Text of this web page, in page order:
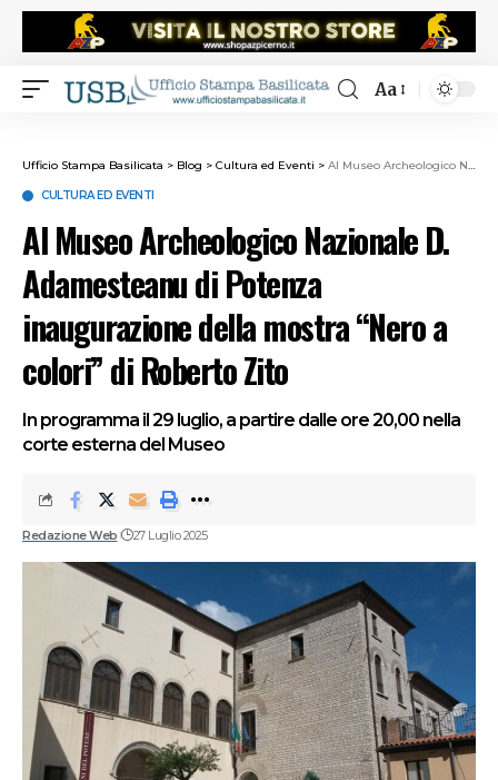
Aa
Ufficio Stampa Basilicata > Blog > Cultura ed Eventi > Al Museo Archeologico Nazionale D. Adamesteanu di Potenza inaugurazione della mostra “Nero a colori” di Roberto Zito
CULTURA ED EVENTI
Al Museo Archeologico Nazionale D.
Adamesteanu di Potenza
inaugurazione della mostra “Nero a
colori” di Roberto Zito
In programma il 29 luglio, a partire dalle ore 20,00 nella
corte esterna del Museo
Redazione Web 27 Luglio 2025